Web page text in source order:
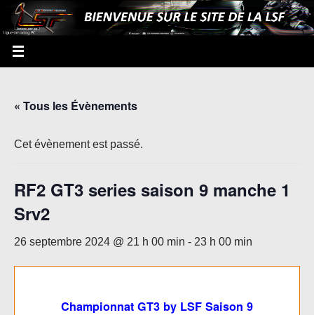
« Tous les Évènements
Cet évènement est passé.
RF2 GT3 series saison 9 manche 1
Srv2
26 septembre 2024 @ 21 h 00 min - 23 h 00 min
Championnat GT3 by LSF Saison 9